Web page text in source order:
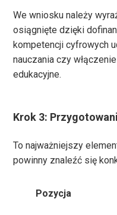
We wniosku należy
osiągnięte dzięki
kompetencji cyfrowych
nauczania czy
edukacyjne.
Krok 3:
To najważniejszy
powinny znaleźć się
Pozycja